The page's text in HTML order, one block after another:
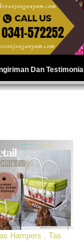
Dan Testimonial
Hampers , Tas